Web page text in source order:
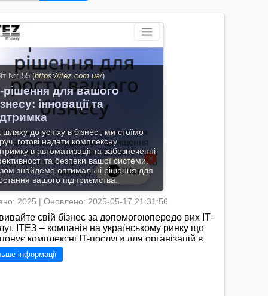
№: 55 (https://itez.com.ua/)
рішення для вашого
інновації та
до успіху в бізнесі, ми стоїмо
готові надати комплексну
в автоматизації та забезпеченні
та безпеки вашої системи.
знайдемо оптимальні рішення для
вашого підприємства.
2025 | Оновлено: 2025-05-17 21:31:56
свій бізнес за допомогоюпередо вих ІТ-
ІТЕЗ – компанія на українському ринку що
комплексні IT-послуги для організацій в
Професійний підхід до вирішення
завдань своєчасність і зручний
інформації